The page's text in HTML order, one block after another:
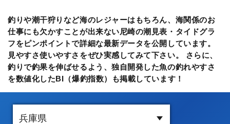
釣りや潮干狩りなど海のレジャーはもちろん、海関係のお
仕事にも欠かすことが出来ない尼崎の潮見表・タイドグラ
フをピンポイントで詳細な最新データを公開しています。
見やすさ使いやすさをぜひ実感してみて下さい。 さらに、
釣りで釣果を伸ばせるよう、独自開発した魚の釣れやすさ
を数値化したBI（爆釣指数）も掲載しています！